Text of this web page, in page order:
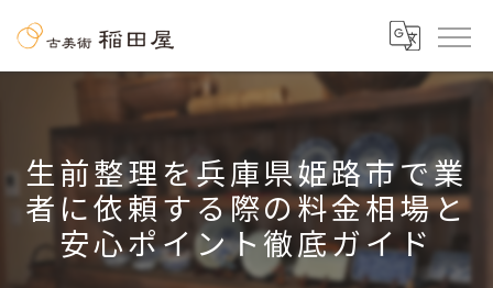
生前整理を兵庫県姫路市で業
者に依頼する際の料金相場と
安心ポイント徹底ガイド